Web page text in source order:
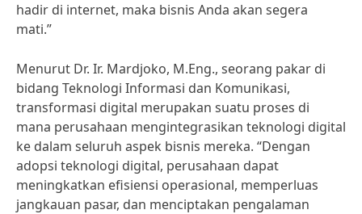
hadir di internet, maka bisnis Anda akan segera
mati.”
Menurut Dr. Ir. Mardjoko, M.Eng., seorang pakar di
bidang Teknologi Informasi dan Komunikasi,
transformasi digital merupakan suatu proses di
mana perusahaan mengintegrasikan teknologi digital
ke dalam seluruh aspek bisnis mereka. “Dengan
adopsi teknologi digital, perusahaan dapat
meningkatkan efisiensi operasional, memperluas
jangkauan pasar, dan menciptakan pengalaman